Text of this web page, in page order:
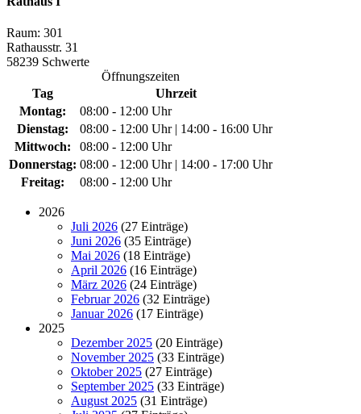
Raum: 301
Rathausstr. 31
58239 Schwerte
Öffnungszeiten
Tag
Uhrzeit
Montag:
08:00 - 12:00 Uhr
Dienstag:
08:00 - 12:00 Uhr | 14:00 - 16:00 Uhr
Mittwoch:
08:00 - 12:00 Uhr
Donnerstag: 08:00 - 12:00 Uhr | 14:00 - 17:00 Uhr
Freitag:
08:00 - 12:00 Uhr
2026
Juli 2026 (27 Einträge)
Juni 2026 (35 Einträge)
Mai 2026 (18 Einträge)
April 2026 (16 Einträge)
März 2026 (24 Einträge)
Februar 2026 (32 Einträge)
Januar 2026 (17 Einträge)
2025
Dezember 2025 (20 Einträge)
November 2025 (33 Einträge)
Oktober 2025 (27 Einträge)
September 2025 (33 Einträge)
August 2025 (31 Einträge)